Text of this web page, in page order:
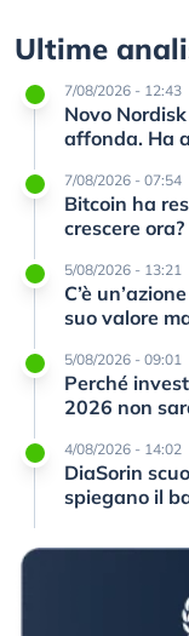
Ultime
7/08/2026 - 12:43
Novo
affonda. Ha
7/08/2026 - 07:54
Bitcoin ha
crescere ora?
5/08/2026 - 13:21
C’è
suo valore
5/08/2026 - 09:01
Perché
2026 non
4/08/2026 - 14:02
DiaSorin
spiegano il